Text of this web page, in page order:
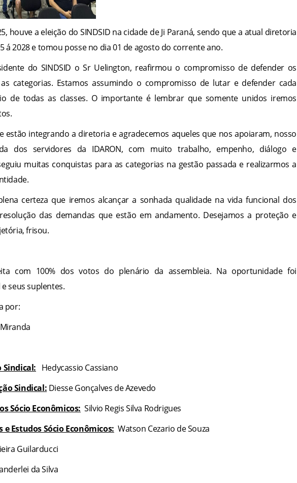
houve a eleição do SINDSID na cidade de Ji Paraná, sendo que a atual diretoria
á 2028 e tomou posse no dia 01 de agosto do corrente ano.
do SINDSID o Sr Uelington, reafirmou o compromisso de defender os
categorias. Estamos assumindo o compromisso de lutar e defender cada
de todas as classes. O importante é lembrar que somente unidos iremos
estão integrando a diretoria e agradecemos aqueles que nos apoiaram, nosso
dos servidores da IDARON, com muito trabalho, empenho, diálogo e
muitas conquistas para as categorias na gestão passada e realizarmos a
certeza que iremos alcançar a sonhada qualidade na vida funcional dos
das demandas que estão em andamento. Desejamos a proteção e
frisou.
com 100% dos votos do plenário da assembleia. Na oportunidade foi
seus suplentes.
por:
Sindical: Hedycassio Cassiano
Sindical: Diesse Gonçalves de Azevedo
Sócio Econômicos: Silvio Regis Silva Rodrigues
Estudos Sócio Econômicos: Watson Cezario de Souza
Guilarducci
da Silva